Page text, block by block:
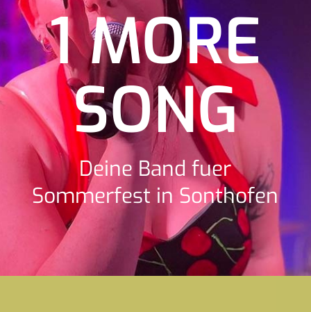
1 MORE
SONG
Deine Band fuer
Sommerfest in Sonthofen